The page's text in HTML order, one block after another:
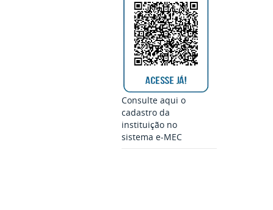
Consulte aqui o
cadastro da
instituição no
sistema e-MEC